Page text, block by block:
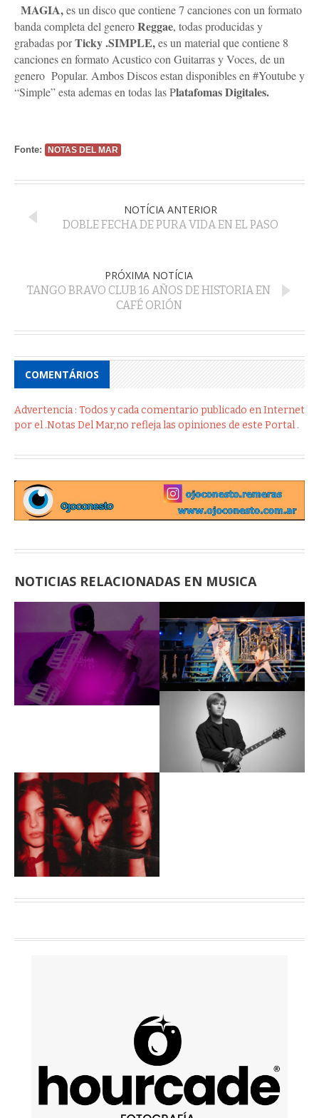
MAGIA,es un disco que contiene 7 canciones con un formato
banda completa del generoReggae, todas producidas y
grabadas porTicky .SIMPLE,es un material que contiene 8
canciones en formato Acustico con Guitarras y Voces, de un
genero Popular. Ambos Discos estan disponibles en #Youtube y
“Simple” esta ademas en todas las Platafomas Digitales.
Fonte: NOTAS DEL MAR
NOTÍCIA ANTERIOR
DOBLE FECHA DE PURA VIDA EN EL PASO
PRÓXIMA NOTÍCIA
TANGO BRAVO CLUB 16 AÑOS DE HISTORIA EN
CAFÉ ORIÓN
COMENTÁRIOS
Advertencia : Todos y cada comentario publicado en Internet
por el .Notas Del Mar,no refleja las opiniones de este Portal .
NOTICIAS RELACIONADAS EN MUSICA